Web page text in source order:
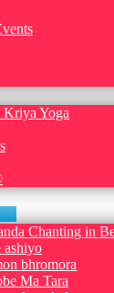
Yoga
Chanting in
ashiyo
bhromora
Ma Tara